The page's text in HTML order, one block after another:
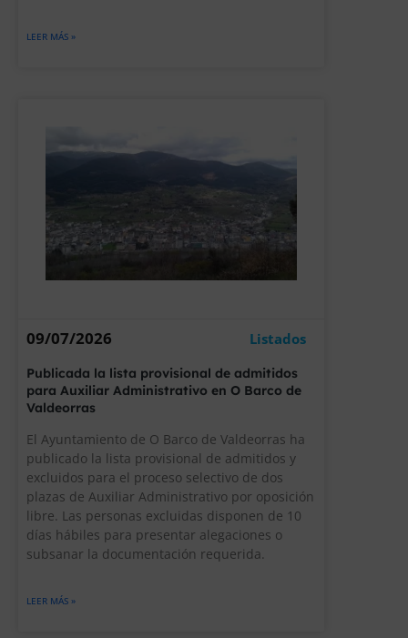
LEER MÁS »
Listados
Publicada la lista provisional de admitidos
para Auxiliar Administrativo en O Barco de
Valdeorras
El Ayuntamiento de O Barco de Valdeorras ha
publicado la lista provisional de admitidos y
excluidos para el proceso selectivo de dos
plazas de Auxiliar Administrativo por oposición
libre. Las personas excluidas disponen de 10
días hábiles para presentar alegaciones o
subsanar la documentación requerida.
LEER MÁS »
09/07/2026